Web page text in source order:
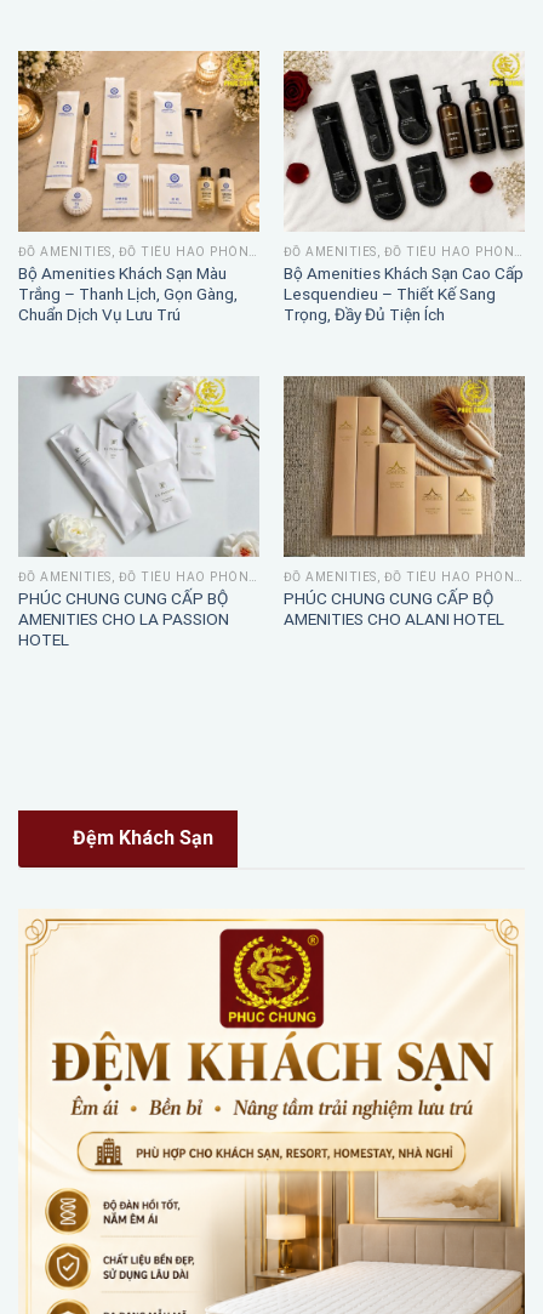
Bộ Amenities Khách Sạn Màu
Trắng – Thanh Lịch, Gọn Gàng,
Chuẩn Dịch Vụ Lưu Trú
Bộ Amenities Khách Sạn Cao Cấp
Lesquendieu – Thiết Kế Sang
Trọng, Đầy Đủ Tiện Ích
PHÚC CHUNG CUNG CẤP BỘ
AMENITIES CHO LA PASSION
HOTEL
PHÚC CHUNG CUNG CẤP BỘ
AMENITIES CHO ALANI HOTEL
Đệm Khách Sạn